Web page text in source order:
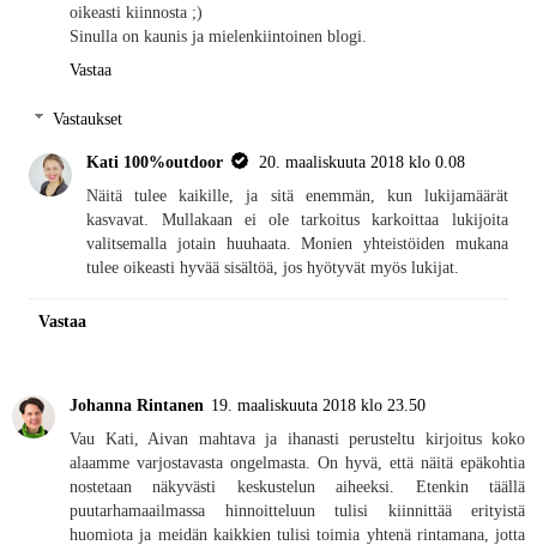
oikeasti kiinnosta ;)
Sinulla on kaunis ja mielenkiintoinen blogi.
Vastaa
Vastaukset
Kati 100%outdoor
20. maaliskuuta 2018 klo 0.08
Näitä tulee kaikille, ja sitä enemmän, kun lukijamäärät
kasvavat. Mullakaan ei ole tarkoitus karkoittaa lukijoita
valitsemalla jotain huuhaata. Monien yhteistöiden mukana
tulee oikeasti hyvää sisältöä, jos hyötyvät myös lukijat.
Vastaa
Johanna Rintanen 19. maaliskuuta 2018 klo 23.50
Vau Kati, Aivan mahtava ja ihanasti perusteltu kirjoitus koko
alaamme varjostavasta ongelmasta. On hyvä, että näitä epäkohtia
nostetaan näkyvästi keskustelun aiheeksi. Etenkin täällä
puutarhamaailmassa hinnoitteluun tulisi kiinnittää erityistä
huomiota ja meidän kaikkien tulisi toimia yhtenä rintamana, jotta